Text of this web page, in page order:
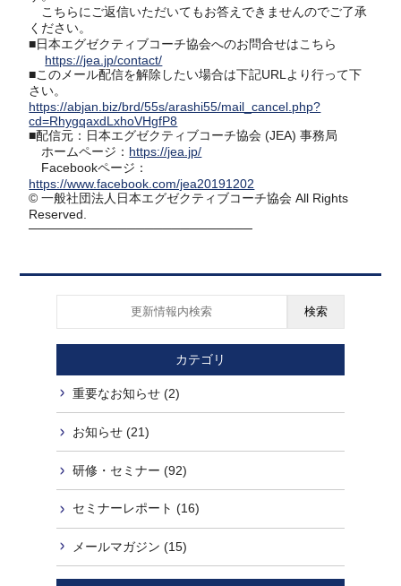
こちらにご返信いただいてもお答えできませんのでご了承
ください。
■日本エグゼクティブコーチ協会へのお問合せはこちら
https://jea.jp/contact/
■このメール配信を解除したい場合は下記URLより行って下
さい。
https://abjan.biz/brd/55s/arashi55/mail_cancel.php?
cd=RhygqaxdLxhoVHgfP8
■配信元：日本エグゼクティブコーチ協会 (JEA) 事務局
ホームページ： https://jea.jp/
Facebookページ：
https://www.facebook.com/jea20191202
©︎ 一般社団法人日本エグゼクティブコーチ協会 All Rights
Reserved.
─────────────────────────
検索
カテゴリ
重要なお知らせ (2)
お知らせ (21)
研修・セミナー (92)
セミナーレポート (16)
メールマガジン (15)